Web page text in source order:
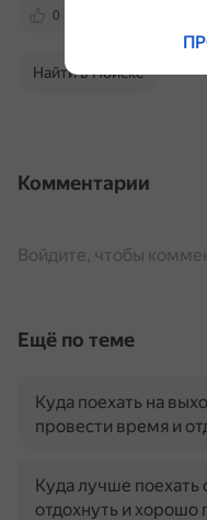
0
Найти в Поиске
Комментарии
Войдите, чтобы
Ещё по теме
Куда поехать на
провести время и
Куда лучше
отдохнуть и хорошо